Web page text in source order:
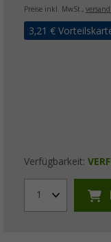
Preise inkl. MwSt.,
3,21 €
Verfügbarkeit:
1